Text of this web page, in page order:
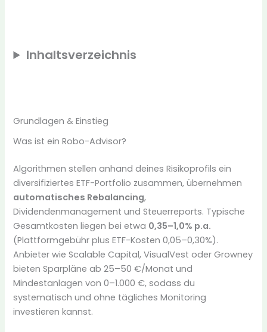
Inhaltsverzeichnis
Grundlagen & Einstieg
Was ist ein Robo-Advisor?
Algorithmen stellen anhand deines Risikoprofils ein
diversifiziertes ETF-Portfolio zusammen, übernehmen
automatisches Rebalancing,
Dividendenmanagement und Steuerreports. Typische
Gesamtkosten liegen bei etwa 0,35–1,0% p.a.
(Plattformgebühr plus ETF-Kosten 0,05–0,30%).
Anbieter wie Scalable Capital, VisualVest oder Growney
bieten Sparpläne ab 25–50 €/Monat und
Mindestanlagen von 0–1.000 €, sodass du
systematisch und ohne tägliches Monitoring
investieren kannst.